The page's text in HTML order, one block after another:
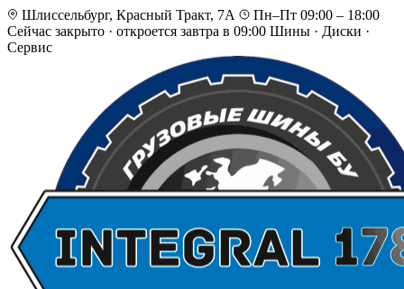
Шлиссельбург, Красный Тракт, 7А
Пн–Пт 09:00 – 18:00
Сейчас закрыто · откроется завтра в 09:00 Шины · Диски ·
Сервис